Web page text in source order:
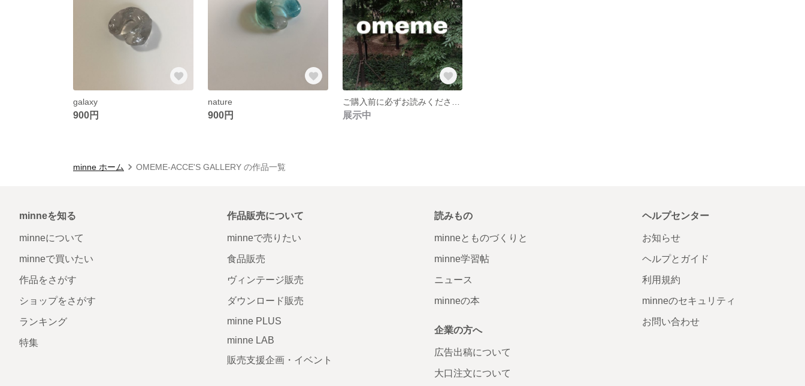
galaxy
900円
nature
900円 展示中
minne ホーム OMEME-ACCE'S GALLERY の作品一覧
minneを知る
minneについて
minneで買いたい
作品をさがす
ショップをさがす
ランキング
特集
作品販売について
minneで売りたい
食品販売
ヴィンテージ販売
ダウンロード販売
minne PLUS
minne LAB
販売支援企画・イベント
読みもの
minneとものづくりと
minne学習帖
ニュース
minneの本
企業の方へ
広告出稿について
大口注文について
ヘルプセンター
お知らせ
ヘルプとガイド
利用規約
minneのセキュリティ
お問い合わせ